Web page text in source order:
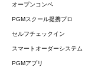
オープンコンペ
PGMスクール提携プロ
セルフチェックイン
スマートオーダーシステム
PGMアプリ